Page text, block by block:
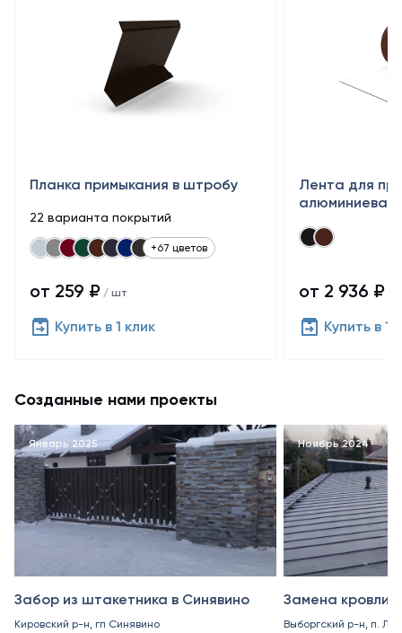
Планка примыкания в штробу
22 варианта покрытий
+67 цветов
от 259 ₽ / шт
Купить в 1 клик
Лента для
алюминиевая
от 2 936 ₽
Купить в 1
Созданные нами проекты
Январь 2025
Забор из штакетника в Синявино
Кировский р-н, гп Синявино
Ноябрь 2024
Замена кровли
Выборгский р-н, п.